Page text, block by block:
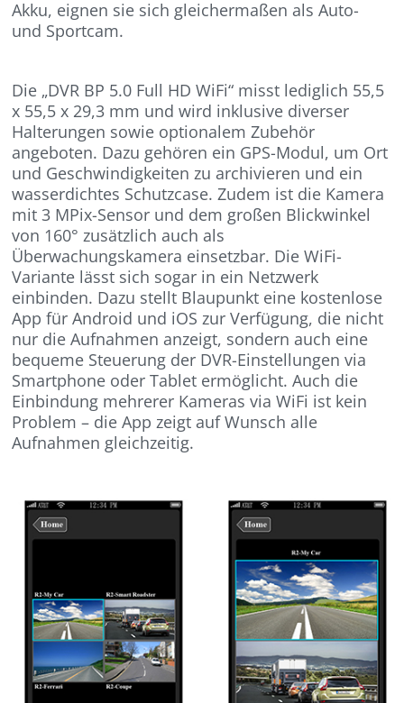
Akku, eignen sie sich gleichermaßen als Auto-
und Sportcam.
Die „DVR BP 5.0 Full HD WiFi“ misst lediglich 55,5
x 55,5 x 29,3 mm und wird inklusive diverser
Halterungen sowie optionalem Zubehör
angeboten. Dazu gehören ein GPS-Modul, um Ort
und Geschwindigkeiten zu archivieren und ein
wasserdichtes Schutzcase. Zudem ist die Kamera
mit 3 MPix-Sensor und dem großen Blickwinkel
von 160° zusätzlich auch als
Überwachungskamera einsetzbar. Die WiFi-
Variante lässt sich sogar in ein Netzwerk
einbinden. Dazu stellt Blaupunkt eine kostenlose
App für Android und iOS zur Verfügung, die nicht
nur die Aufnahmen anzeigt, sondern auch eine
bequeme Steuerung der DVR-Einstellungen via
Smartphone oder Tablet ermöglicht. Auch die
Einbindung mehrerer Kameras via WiFi ist kein
Problem – die App zeigt auf Wunsch alle
Aufnahmen gleichzeitig.